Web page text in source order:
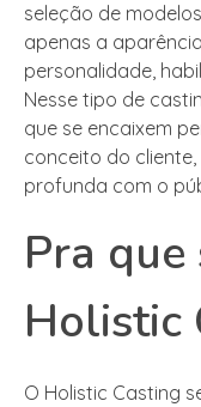
seleção de
apenas a
personalidade,
Nesse tipo de
que se encaixem
conceito do
profunda com o
Pra que
Holistic
O Holistic Casting